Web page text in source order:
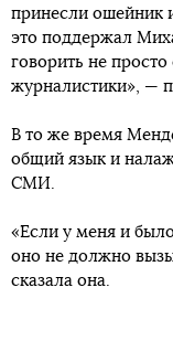
принесли ошейник
это поддержал
говорить не
журналистики», —
В то же время
общий язык и
СМИ.
«Если у меня и
оно не должно
сказала она.